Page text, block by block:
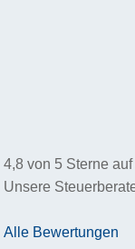
4,8 von 5 Sterne
Unsere
Alle Bewertungen